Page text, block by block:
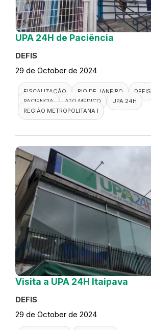
UPA 24H de Paciência
DEFIS
29 de October de 2024
FISCALIZAÇÃO RIO DE JANEIRO
DEFIS
PACIENCIA
ATO MÉDICO
UPA 24H
REGIÃO METROPOLITANA I
Visita a UPA 24H Itaipava
DEFIS
29 de October de 2024